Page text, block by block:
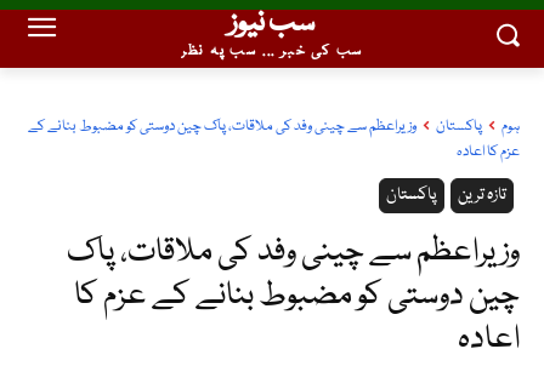
سب نیوز
سب کی خبر ... سب پہ نظر
ہوم پاکستان
وزیراعظم سے چینی وفد کی ملاقات، پاک چین دوستی کو مضبوط بنانے کے
عزم کا اعادہ
پاکستان تازہ ترین
وزیراعظم سے چینی وفد کی ملاقات، پاک
چین دوستی کو مضبوط بنانے کے عزم کا
اعادہ